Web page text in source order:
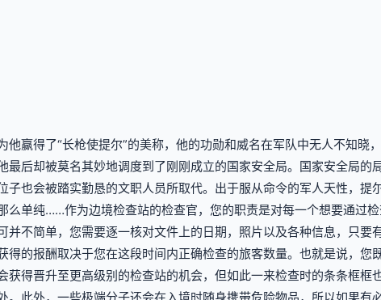
他赢得了“长枪使提尔”的美称，他的功勋和威名在军队中无人不知晓
最后却被莫名其妙地调度到了刚刚成立的国家安全局。国家安全局的
子也会被踏实勤恳的文职人员所取代。出于服从命令的军人天性，
么单纯……作为边境检查站的检查官，您的职责是对每一个想要通过
并不简单，您需要逐一核对文件上的日期，照片以及各种信息，只
得的报酬取决于您在这段时间内正确检查的旅客数量。也就是说，
获得晋升至更高级别的检查站的机会，但如此一来检查时的条条框